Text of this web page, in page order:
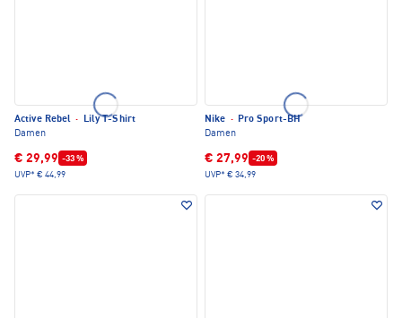
Active Rebel ·
Lily T-Shirt
Damen
€ 29,99 -33 %
UVP* € 44,99
Nike · Pro Sport-BH
Damen
€ 27,99 -20 %
UVP* € 34,99